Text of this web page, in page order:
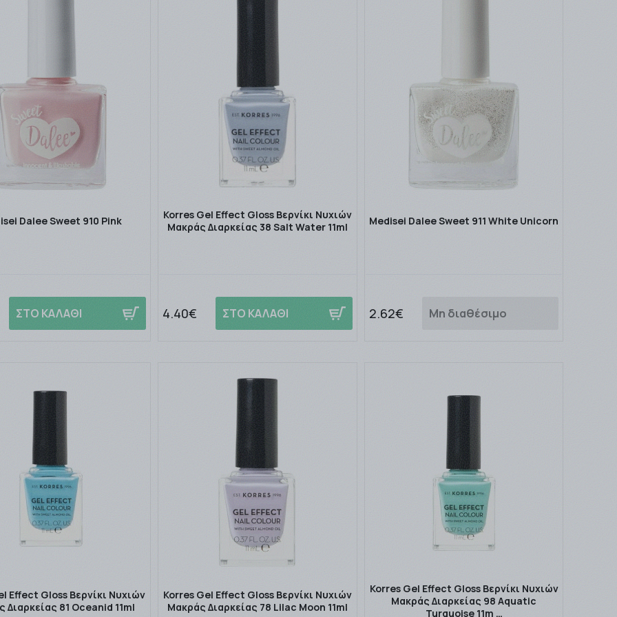
Dalee Sweet 910 Pink
ΣΤΟ ΚΑΛΑΘΙ
Korres Gel Effect Gloss Βερνίκι Νυχιών
Μακράς Διαρκείας 38 Salt Water 11ml
4.40€ ΣΤΟ ΚΑΛΑΘΙ
Medisei Dalee Sweet 911 White Unicorn
2.62€ Μη διαθέσιμο
Effect Gloss Βερνίκι Νυχιών
Διαρκείας 81 Oceanid 11ml
Korres Gel Effect Gloss Βερνίκι Νυχιών
Μακράς Διαρκείας 78 Lilac Moon 11ml
Korres Gel Effect Gloss Βερνίκι Νυχιών
Μακράς Διαρκείας 98 Aquatic
Turquoise 11m …